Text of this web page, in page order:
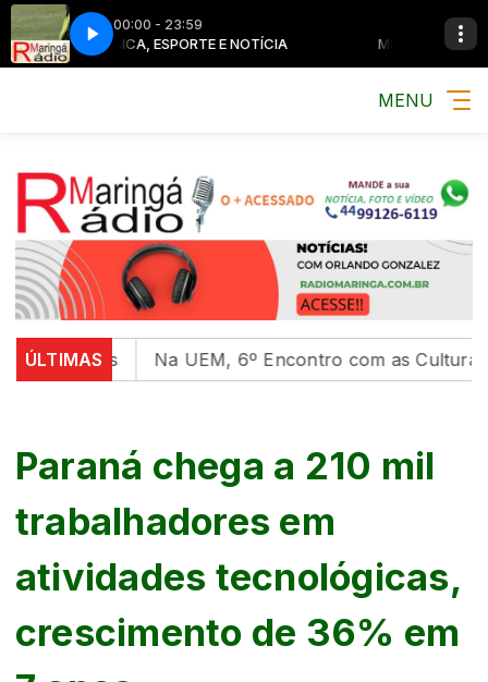
00:00 - 23:59
MÚSICA, ESPORTE E NOTÍCIA MÚSICA, ESPORTE E
MENU
ÚLTIMASNa UEM, 6º Encontro com as Culturas
Paraná chega a 210 mil
trabalhadores em
atividades tecnológicas,
crescimento de 36% em